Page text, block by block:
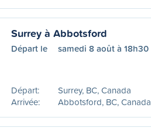
Surrey à Abbotsford
Départ le samedi 8 août à 18h30
Départ:
Surrey, BC, Canada
Arrivée:
Abbotsford, BC, Canada